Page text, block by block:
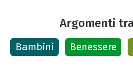
Argomenti
Bambini Benessere